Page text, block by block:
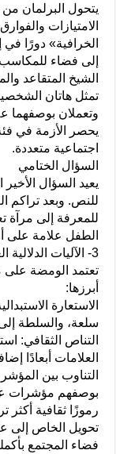
يتحول البرلمان
الامتيازات
الخرافية» دورًا
إلى فضاء
الشيخ المتقاعد
تمثل هاتان
وتعملان بوصفهما
يحصر الأزمة في
اجتماعية متعددة.
السؤال الختامي
يعيد السؤال
للنص. وبعد تراكم
للمعرفة إلى
الطفل علامة على
3- الآليات الدلالية العامة
تعتمد الومضة على
أبرزها:
الاستعارة
سلعة، والسلطة
التناص الثقافي:
العلامات أبعادًا
التناوب بين
بوصفهم مؤشرات
رموزًا ثقافية أكثر
تحويل الخاص إلى
فضاء المجتمع